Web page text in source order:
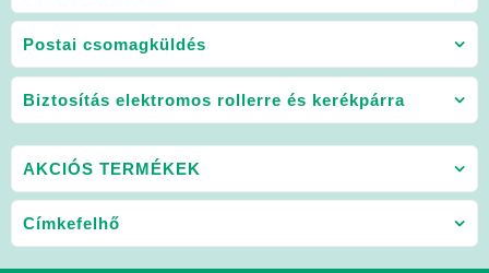
Postai csomagküldés
Biztosítás elektromos rollerre és kerékpárra
AKCIÓS TERMÉKEK
Címkefelhő